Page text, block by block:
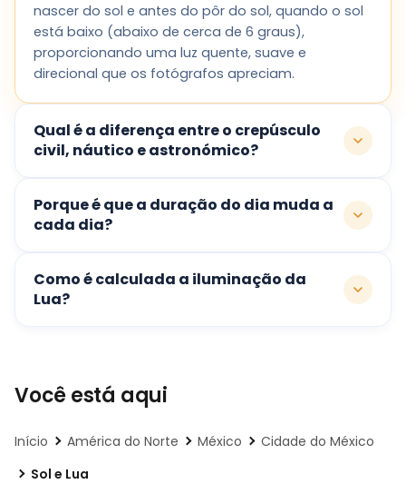
nascer do sol e antes do pôr do sol, quando o sol
está baixo (abaixo de cerca de 6 graus),
proporcionando uma luz quente, suave e
direcional que os fotógrafos apreciam.
Qual é a diferença entre o crepúsculo
civil, náutico e astronómico?
Porque é que a duração do dia muda a
cada dia?
Como é calculada a iluminação da
Lua?
Você está aqui
Início América do Norte México
Cidade do México
Sol e Lua